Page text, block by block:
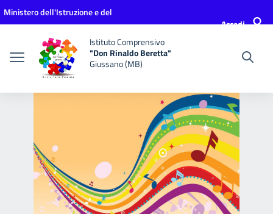
Vai ai contenuti
Vai al menu di navigazione
Vai al footer
Ministero dell'Istruzione e del
Accedi
Istituto Comprensivo
"Don Rinaldo Beretta"
Giussano (MB)